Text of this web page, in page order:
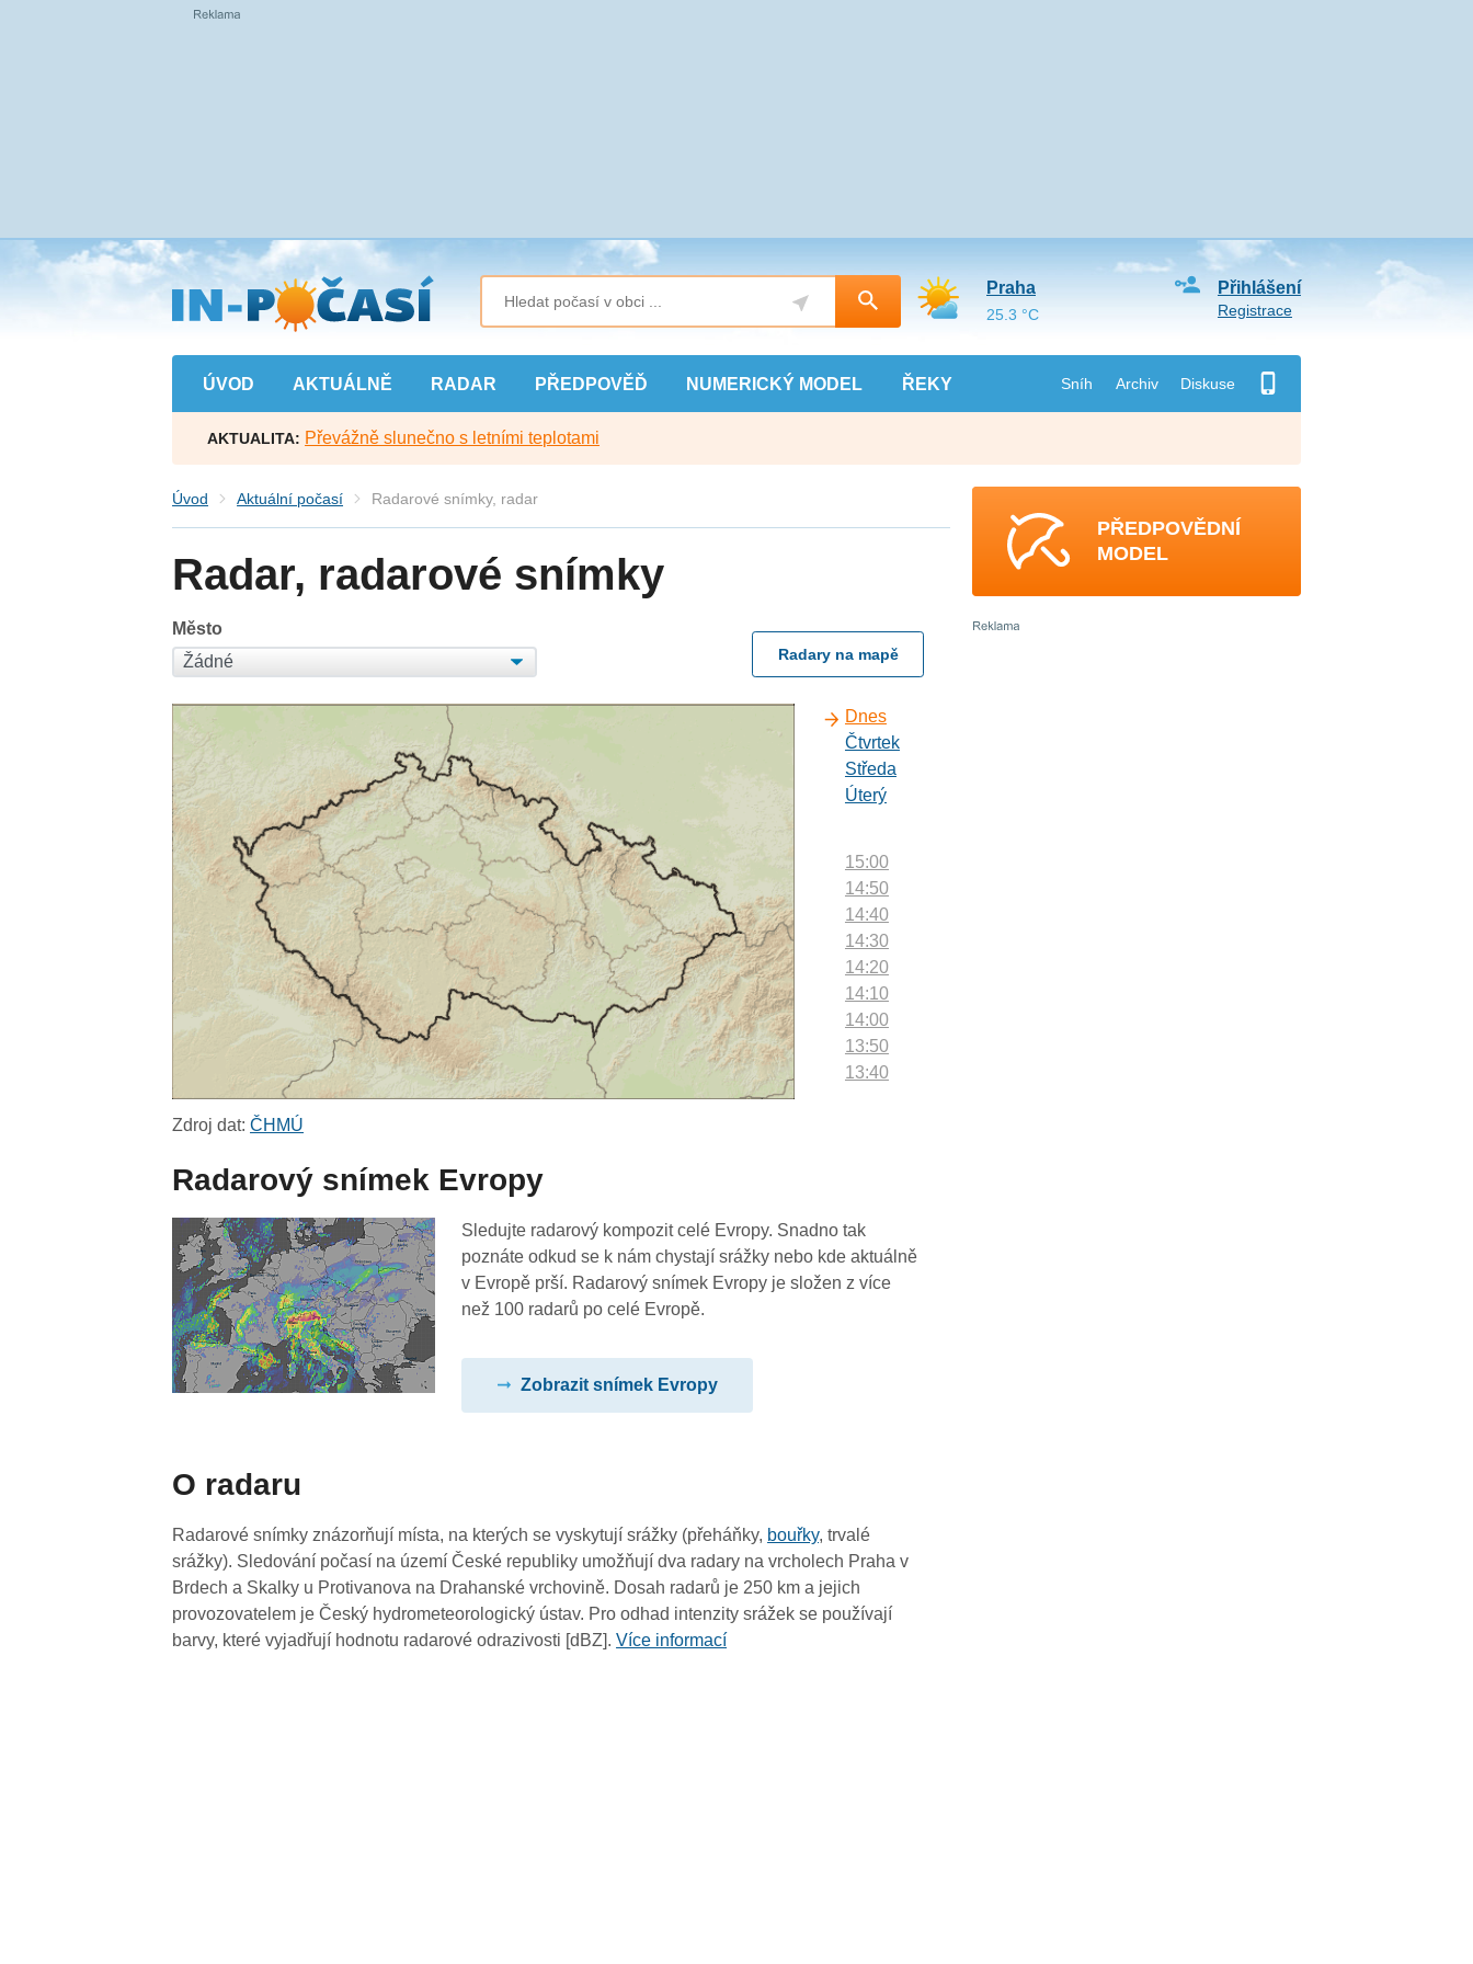
Přejít
na
hlavní
obsah
ÚVOD AKTUÁLNĚ RADAR PŘEDPOVĚĎ NUMERICKÝ MODEL ŘEKY Sníh Archiv Diskuse
Přihlášení
Registrace
Praha
25.3 °C
AKTUALITA: Převážně slunečno s letními teplotami
Úvod Aktuální počasí Radarové snímky, radar
Radar, radarové snímky
Město
Radary na mapě
Dnes
Čtvrtek
Středa
Úterý
15:00
14:50
14:40
14:30
14:20
14:10
14:00
13:50
13:40
12:40
12:30
12:20
10:40
10:30
10:20
10:10
Zdroj dat:ČHMÚ
Radarový snímek Evropy
Sledujte radarový kompozit celé Evropy. Snadno tak
poznáte odkud se k nám chystají srážky nebo kde aktuálně
v Evropě prší. Radarový snímek Evropy je složen z více
než 100 radarů po celé Evropě.
Zobrazit snímek Evropy
O radaru
Radarové snímky znázorňují místa, na kterých se vyskytují srážky (přeháňky, bouřky, trvalé
srážky). Sledování počasí na území České republiky umožňují dva radary na vrcholech Praha v
Brdech a Skalky u Protivanova na Drahanské vrchovině. Dosah radarů je 250 km a jejich
provozovatelem je Český hydrometeorologický ústav. Pro odhad intenzity srážek se používají
barvy, které vyjadřují hodnotu radarové odrazivosti [dBZ].Více informací
PŘEDPOVĚDNÍ
MODEL